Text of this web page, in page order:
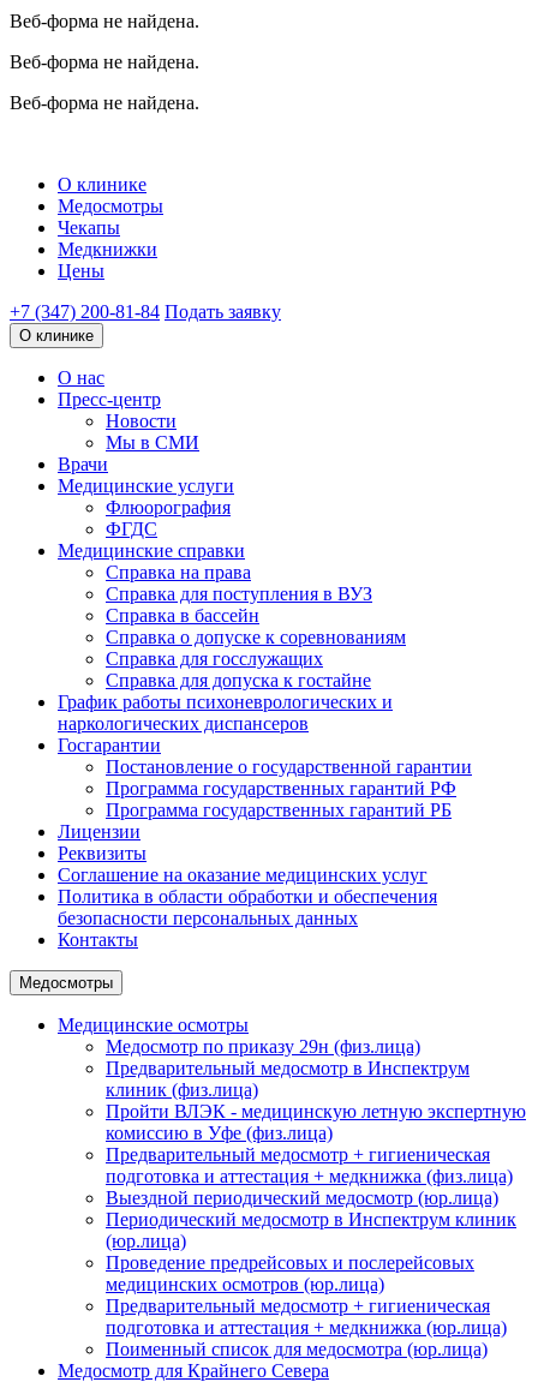
Веб-форма не найдена.
Веб-форма не найдена.
Веб-форма не найдена.
О клинике
Медосмотры
Чекапы
Медкнижки
Цены
+7 (347) 200-81-84 Подать заявку
О клинике
О нас
Пресс-центр
Новости
Мы в СМИ
Врачи
Медицинские услуги
Флюорография
ФГДС
Медицинские справки
Справка на права
Справка для поступления в ВУЗ
Справка в бассейн
Справка о допуске к соревнованиям
Справка для госслужащих
Справка для допуска к гостайне
График работы психоневрологических и
наркологических диспансеров
Госгарантии
Постановление о государственной гарантии
Программа государственных гарантий РФ
Программа государственных гарантий РБ
Лицензии
Реквизиты
Соглашение на оказание медицинских услуг
Политика в области обработки и обеспечения
безопасности персональных данных
Контакты
Медосмотры
Медицинские осмотры
Медосмотр по приказу 29н (физ.лица)
Предварительный медосмотр в Инспектрум
клиник (физ.лица)
Пройти ВЛЭК - медицинскую летную экспертную
комиссию в Уфе (физ.лица)
Предварительный медосмотр + гигиеническая
подготовка и аттестация + медкнижка (физ.лица)
Выездной периодический медосмотр (юр.лица)
Периодический медосмотр в Инспектрум клиник
(юр.лица)
Проведение предрейсовых и послерейсовых
медицинских осмотров (юр.лица)
Предварительный медосмотр + гигиеническая
подготовка и аттестация + медкнижка (юр.лица)
Поименный список для медосмотра (юр.лица)
Медосмотр для Крайнего Севера